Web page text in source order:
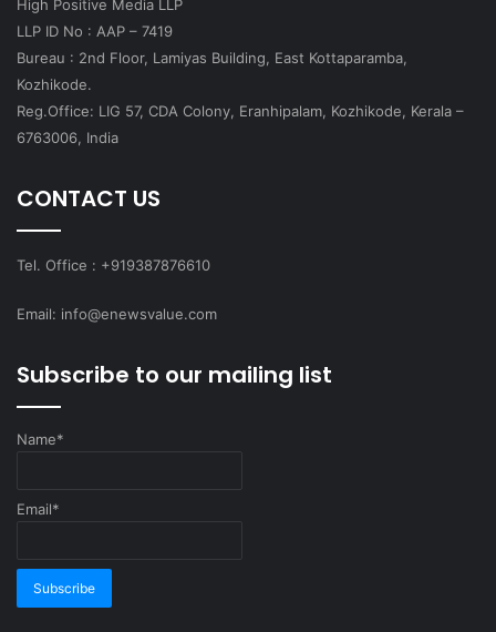
High Positive Media LLP
LLP ID No : AAP – 7419
Bureau : 2nd Floor, Lamiyas Building, East Kottaparamba,
Kozhikode.
Reg.Office: LIG 57, CDA Colony, Eranhipalam, Kozhikode, Kerala –
6763006, India
CONTACT US
Tel. Office : +919387876610
Email: info@enewsvalue.com
Subscribe to our mailing list
Name*
Email*